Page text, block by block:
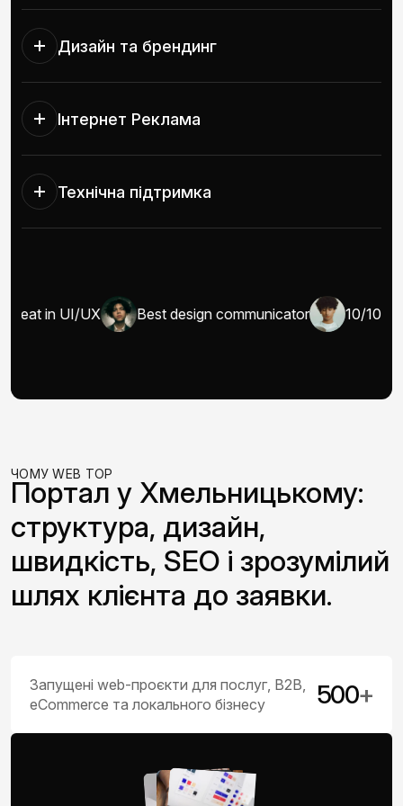
Дизайн та брендинг
Інтернет Реклама
Технічна підтримка
in UI/UX Best design communicator 10/10
ЧОМУ WEB TOP
Портал у Хмельницькому:
структура, дизайн,
швидкість, SEO і зрозумілий
шлях клієнта до заявки.
Запущені web-проєкти для послуг, B2B,
eCommerce та локального бізнесу
500+